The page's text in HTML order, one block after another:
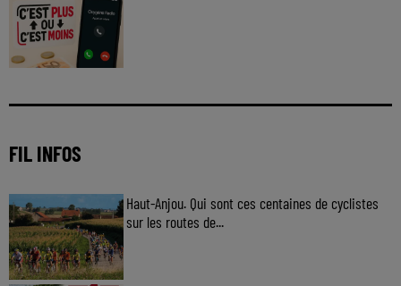
FIL INFOS
Haut-Anjou. Qui sont ces centaines de cyclistes
sur les routes de...